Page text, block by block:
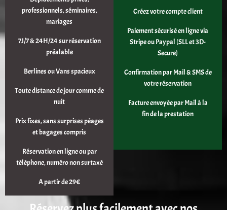
professionnels, séminaires,
mariages
7J/7 & 24H/24 sur réservation
préalable
Berlines ou Vans spacieux
Toute distance de jour comme de
nuit
Prix fixes, sans surprises péages
et bagages compris
Réservation en ligne ou par
téléphone, numéro non surtaxé
A partir de 29€
Créez votre compte client
Paiement sécurisé en ligne via
Stripe ou Paypal (SLL et 3D-
Secure)
Confirmation par Mail & SMS de
votre réservation
Facture envoyée par Mail à la
fin de la prestation